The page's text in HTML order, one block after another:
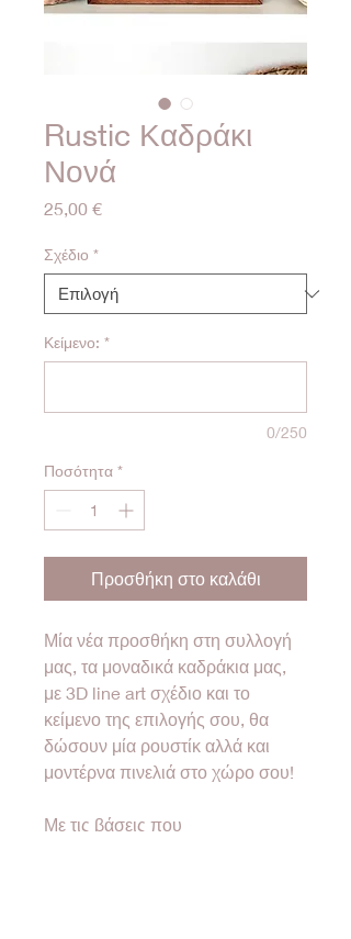
Rustic Καδράκι
Νονά
25,00 €Τιμή
Σχέδιο *
Κείμενο: *
0/250
Ποσότητα *
Προσθήκη στο καλάθι
Μία νέα προσθήκη στη συλλογή
μας, τα μοναδικά καδράκια μας,
με 3D line art σχέδιο και το
κείμενο της επιλογής σου, θα
δώσουν μία ρουστίκ αλλά και
μοντέρνα πινελιά στο χώρο σου!
Με τις βάσεις που